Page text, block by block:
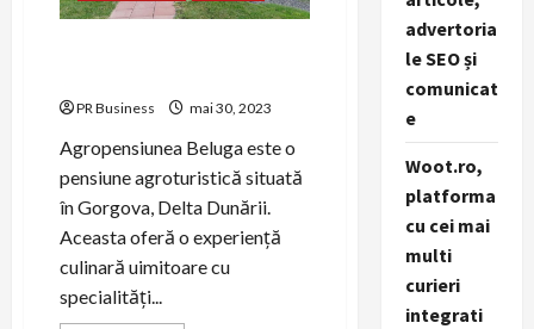
PR Business mai 30, 2023
Agropensiunea Beluga este o
pensiune agroturistică situată
în Gorgova, Delta Dunării.
Aceasta oferă o experiență
culinară uimitoare cu
specialități...
advertoria
le SEO și
comunicat
e
Woot.ro,
platforma
cu cei mai
multi
curieri
integrati